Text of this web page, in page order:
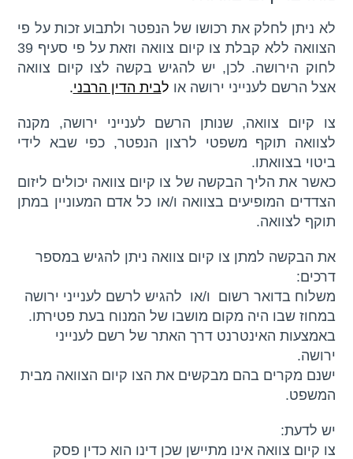
לא ניתן לחלק את רכושו של הנפטר ולתבוע זכות על פי
הצוואה ללא קבלת צו קיום צוואה וזאת על פי סעיף 39
לחוק הירושה. לכן, יש להגיש בקשה לצו קיום צוואה
אצל הרשם לענייני ירושה או לבית הדין הרבני.
צו קיום צוואה, שנותן הרשם לענייני ירושה, מקנה
לצוואה תוקף משפטי לרצון הנפטר, כפי שבא לידי
ביטוי בצוואתו.
כאשר את הליך הבקשה של צו קיום צוואה יכולים ליזום
הצדדים המופיעים בצוואה ו/או כל אדם המעוניין במתן
תוקף לצוואה.
את הבקשה למתן צו קיום צוואה ניתן להגיש במספר
דרכים:
משלוח בדואר רשום ו/או להגיש לרשם לענייני ירושה
במחוז שבו היה מקום מושבו של המנוח בעת פטירתו.
באמצעות האינטרנט דרך האתר של רשם לענייני
ירושה.
ישנם מקרים בהם מבקשים את הצו קיום הצוואה מבית
המשפט.
יש לדעת:
צו קיום צוואה אינו מתיישן שכן דינו הוא כדין פסק